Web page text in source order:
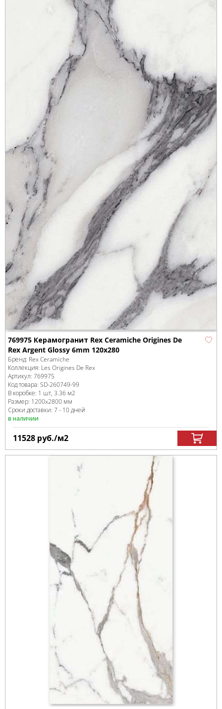
769975 Керамогранит Rex Ceramiche Origines De
Rex Argent Glossy 6mm 120x280
Бренд: Rex Ceramiche
Коллекция: Les Origines De Rex
Артикул: 769975
Код товара: SD-260749-99
В коробке: 1 шт, 3.36 м2
Размер: 1200x2800 мм
Сроки доставки: 7 - 10 дней
в наличии
11528 руб./м2